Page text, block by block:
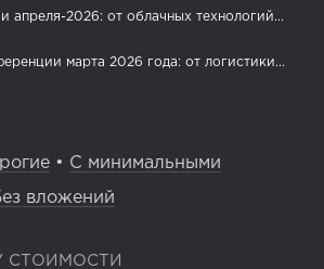
апреля-2026: от облачных технологий...
марта 2026 года: от логистики...
• С минимальными
вложений
СТОИМОСТИ